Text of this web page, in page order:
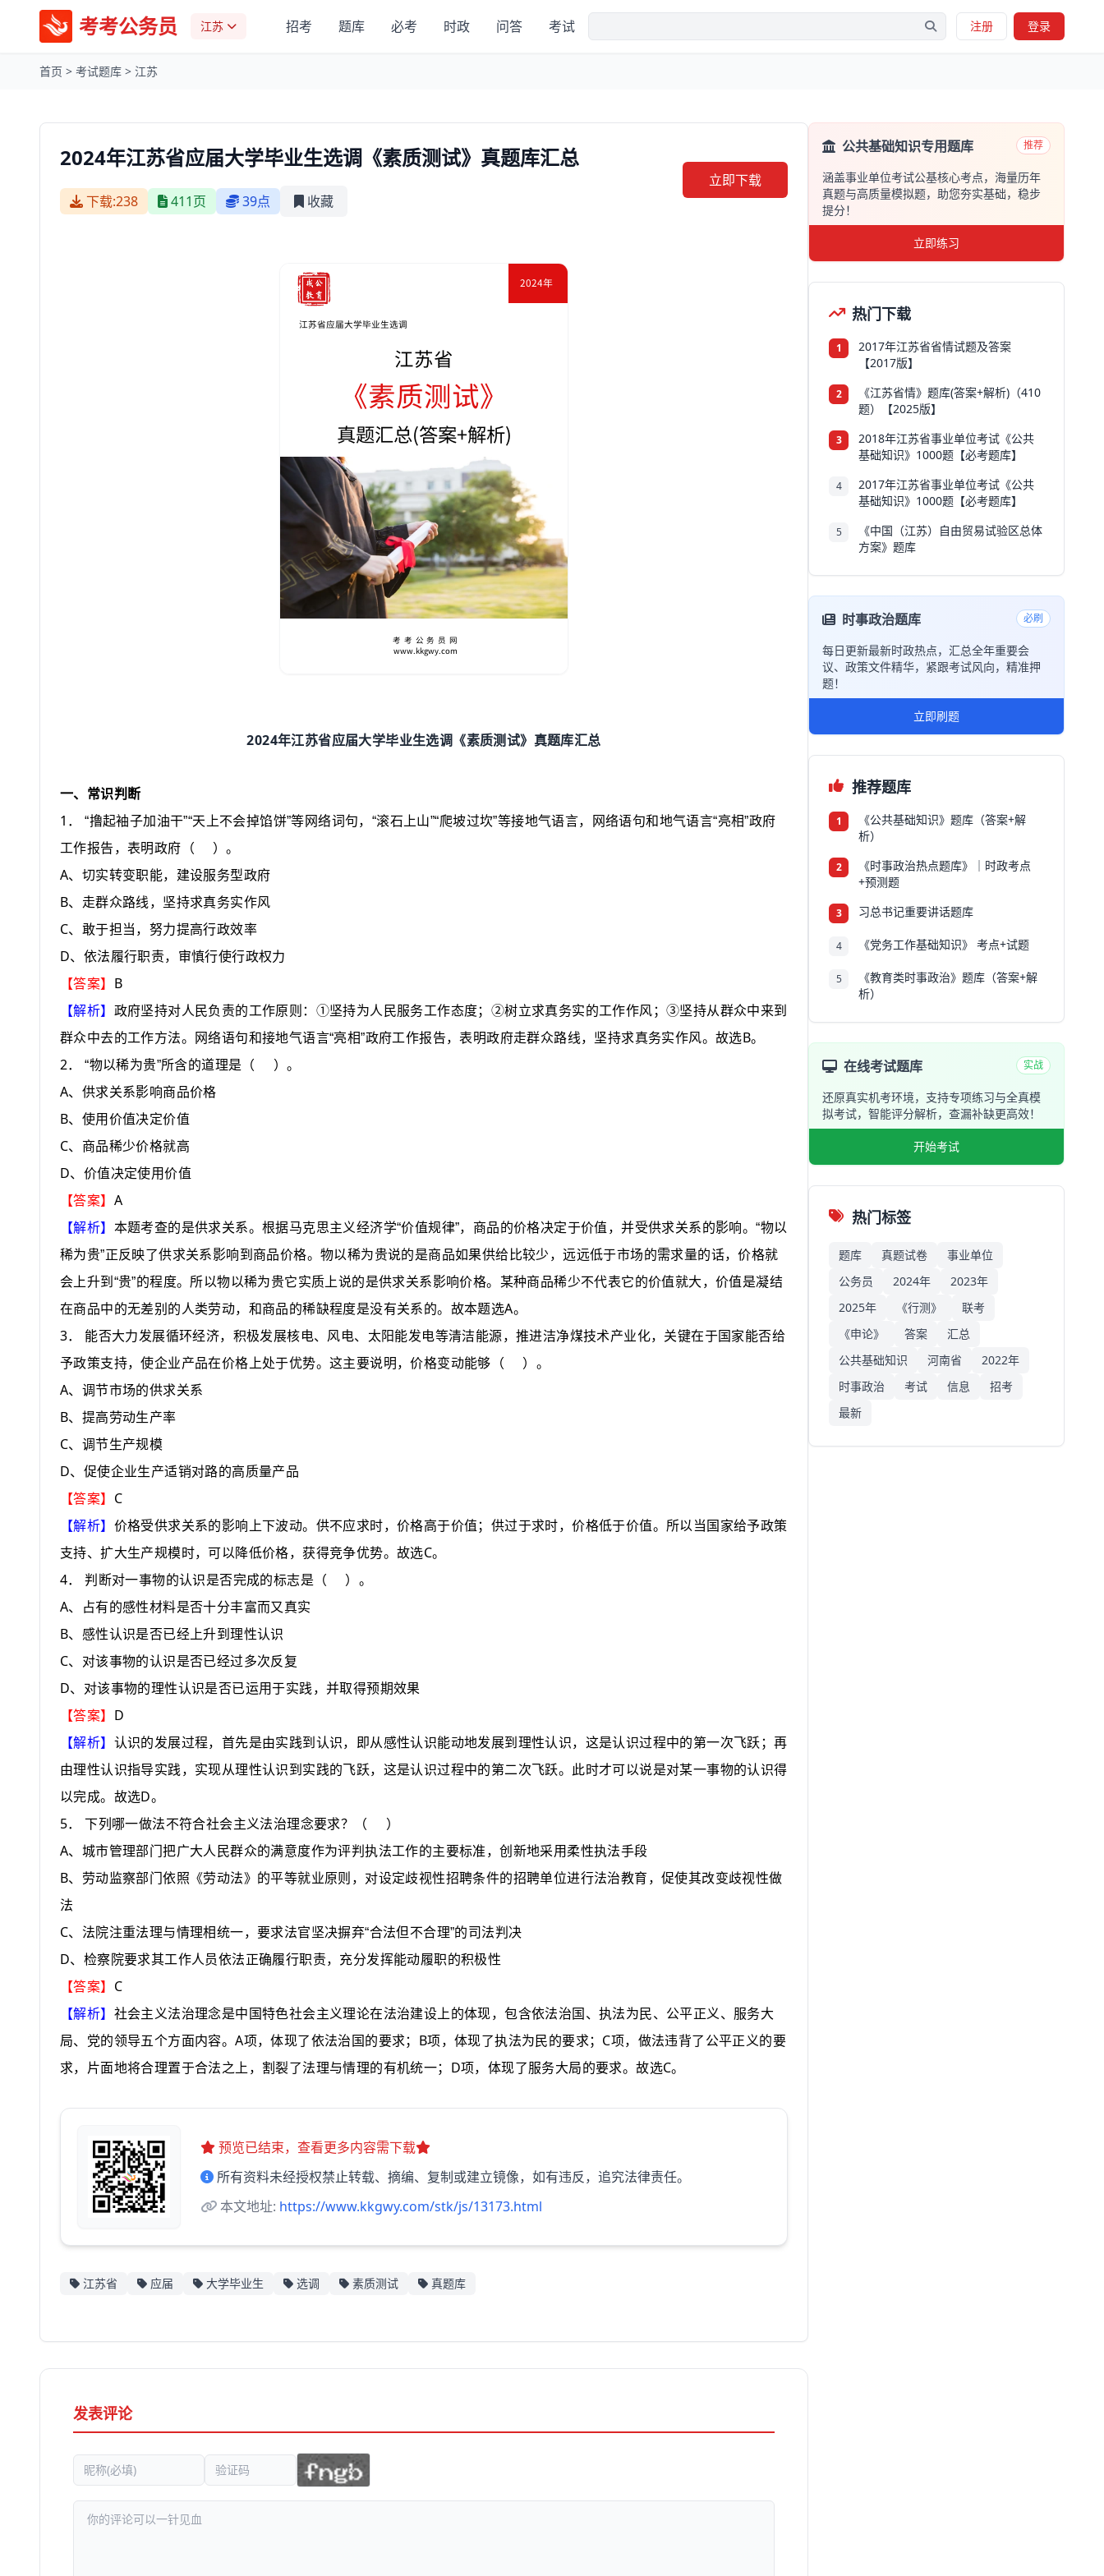
考考公务员 江苏 招考 题库 必考 时政 问答 考试 注册 登录
首页 > 考试题库 > 江苏
2024年江苏省应届大学毕业生选调《素质测试》真题库汇总
下载:238 411页 39点 收藏
立即下载
2024年江苏省应届大学毕业生选调《素质测试》真题库汇总
一、常识判断
1 ． “撸起袖子加油干”“天上不会掉馅饼”等网络词句， “滚石上山”“爬坡过坎”等接地气语言，网络语句和地气语言“亮相”政府
工作报告，表明政府 （ ）。
A、切实转变职能，建设服务型政府
B、走群众路线，坚持求真务实作风
C、敢于担当，努力提高行政效率
D、依法履行职责，审慎行使行政权力
【答案】 B
【解析】 政府坚持对人民负责的工作原则： ①坚持为人民服务工作态度； ②树立求真务实的工作作风；③坚持从群众中来到
群众中去的工作方法。网络语句和接地气语言“亮相”政府工作报告，表明政府走群众路线，坚持求真务实作风。故选B。
2． “物以稀为贵”所含的道理是 （ ）。
A、供求关系影响商品价格
B、使用价值决定价值
C、商品稀少价格就高
D、价值决定使用价值
【答案】 A
【解析】 本题考查的是供求关系。根据马克思主义经济学“价值规律”， 商品的价格决定于价值 ，并受供求关系的影响。“物以
稀为贵”正反映了供求关系影响到商品价格。物以稀为贵说的是商品如果供给比较少 ，远远低于市场的需求量的话，价格就
会上升到“贵”的程度。所以物以稀为贵它实质上说的是供求关系影响价格。某种商品稀少不代表它的价值就大 ，价值是凝结
在商品中的无差别的人类劳动， 和商品的稀缺程度是没有关系的。故本题选A。
3．
能否大力发展循环经济，积极发展核电、风电、太阳能发电等清洁能源，推进洁净煤技术产业化，关键在于国家能否给
予政策支持，使企业产品在价格上处于优势。这主要说明，价格变动能够 （ ） 。
A、调节市场的供求关系
B、提高劳动生产率
C、调节生产规模
D、促使企业生产适销对路的高质量产品
【答案】 C
【解析】 价格受供求关系的影响上下波动。供不应求时，价格高于价值；供过于求时，价格低于价值。所以当国家给予政策
支持、扩大生产规模时，可以降低价格，获得竞争优势。故选C。
4． 判断对一事物的认识是否完成的标志是 （ ） 。
A、占有的感性材料是否十分丰富而又真实
B、感性认识是否已经上升到理性认识
C、对该事物的认识是否已经过多次反复
D、对该事物的理性认识是否已运用于实践，并取得预期效果
【答案】 D
【解析】 认识的发展过程，首先是由实践到认识，即从感性认识能动地发展到理性认识，这是认识过程中的第一次飞跃；再
由理性认识指导实践，实现从理性认识到实践的飞跃，这是认识过程中的第二次飞跃。此时才可以说是对某一事物的认识得
以完成。故选D。
5． 下列哪一做法不符合社会主义法治理念要求？ （ ）
A、城市管理部门把广大人民群众的满意度作为评判执法工作的主要标准，创新地采用柔性执法手段
B、劳动监察部门依照《劳动法》的平等就业原则，对设定歧视性招聘条件的招聘单位进行法治教育，促使其改变歧视性做
法
C、法院注重法理与情理相统一，要求法官坚决摒弃“合法但不合理”的司法判决
D、检察院要求其工作人员依法正确履行职责，充分发挥能动履职的积极性
【答案】 C
【解析】 社会主义法治理念是中国特色社会主义理论在法治建设上的体现，包含依法治国、执法为民、公平正义、服务大
局、党的领导五个方面内容。A项，体现了依法治国的要求； B项，体现了执法为民的要求； C项，做法违背了公平正义的要
求，片面地将合理置于合法之上，割裂了法理与情理的有机统一； D项，体现了服务大局的要求。故选C。
预览已结束，查看更多内容需下载
所有资料未经授权禁止转载、摘编、复制或建立镜像，如有违反，追究法律责任。
本文地址: https://www.kkgwy.com/stk/js/13173.html
江苏省 应届 大学毕业生 选调 素质测试 真题库
发表评论
公共基础知识专用题库 推荐
涵盖事业单位考试公基核心考点，海量历年
真题与高质量模拟题，助您夯实基础，稳步
提分！
立即练习
热门下载
1
2017年江苏省省情试题及答案
【2017版】
2
《江苏省情》题库(答案+解析)（410
题）【2025版】
3
2018年江苏省事业单位考试《公共
基础知识》1000题【必考题库】
4
2017年江苏省事业单位考试《公共
基础知识》1000题【必考题库】
5
《中国（江苏）自由贸易试验区总体
方案》题库
时事政治题库 必刷
每日更新最新时政热点，汇总全年重要会
议、政策文件精华，紧跟考试风向，精准押
题！
立即刷题
推荐题库
1
《公共基础知识》题库（答案+解
析）
2
《时事政治热点题库》｜时政考点
+预测题
3 习总书记重要讲话题库
4 《党务工作基础知识》 考点+试题
5
《教育类时事政治》题库（答案+解
析）
在线考试题库 实战
还原真实机考环境，支持专项练习与全真模
拟考试，智能评分解析，查漏补缺更高效！
开始考试
热门标签
题库 真题试卷
事业单位
公务员
2024年
2023年
2025年
《行测》
联考
《申论》
答案
汇总
公共基础知识
河南省
2022年
时事政治
考试 信息
招考
最新